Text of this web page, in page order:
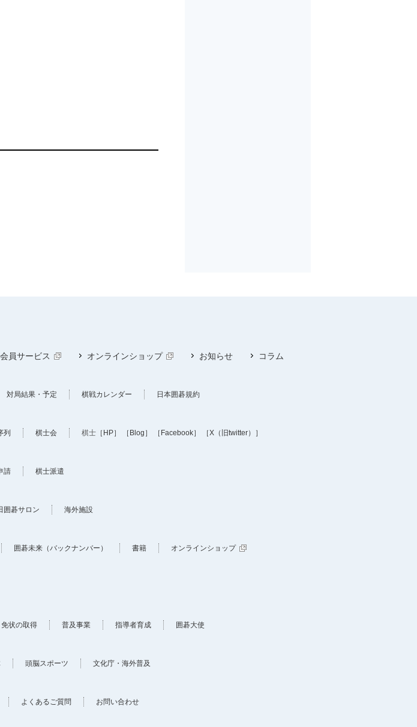
員サービス オンラインショップ お知らせ コラム
対局結果・予定 棋戦カレンダー 日本囲碁規約
列 棋士会 棋士 ［HP］ ［Blog］ ［Facebook］ ［X（旧twitter）］
請 棋士派遣
囲碁サロン 海外施設
囲碁未来（バックナンバー） 書籍 オンラインショップ
免状の取得 普及事業 指導者育成 囲碁大使
頭脳スポーツ 文化庁・海外普及
よくあるご質問 お問い合わせ